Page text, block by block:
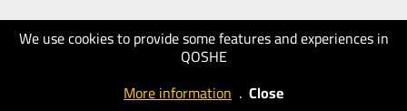
We use cookies to provide some features and experiences in
QOSHE
More information . Close